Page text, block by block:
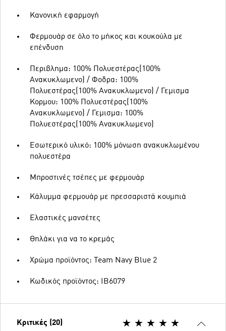
Κανονική εφαρμογή
Φερμουάρ σε όλο το μήκος και κουκούλα με
επένδυση
Περιβλημα: 100% Πολυεστέρας(100%
Ανακυκλωμενο) / Φοδρα: 100%
Πολυεστέρας(100% Ανακυκλωμενο) / Γεμισμα
Κορμου: 100% Πολυεστέρας(100%
Ανακυκλωμενο) / Γεμισμα: 100%
Πολυεστέρας(100% Ανακυκλωμενο)
Εσωτερικό υλικό: 100% μόνωση ανακυκλωμένου
πολυεστέρα
Μπροστινές τσέπες με φερμουάρ
Κάλυμμα φερμουάρ με πρεσσαριστά κουμπιά
Ελαστικές μανσέτες
Θηλάκι για να το κρεμάς
Χρώμα προϊόντος: Team Navy Blue 2
Κωδικός προϊόντος: IB6079
Κριτικές (20)